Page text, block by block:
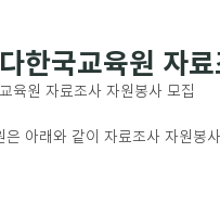
한국교육원 자
육원 자료조사 자원봉사 모집
은 아래와 같이 자료조사 자원봉